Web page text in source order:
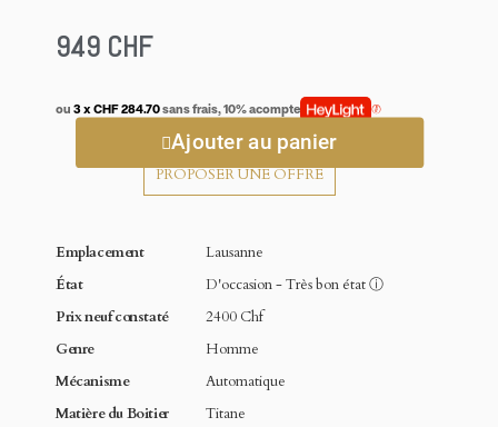
949 CHF
ou 3 x CHF 284.70sans frais, 10% acompte
Ajouter au panier
PROPOSER UNE OFFRE
Emplacement
Lausanne
État
D'occasion - Très bon étatⓘ
Prix neuf constaté
2400 Chf
Genre
Homme
Mécanisme
Automatique
Matière du Boitier
Titane